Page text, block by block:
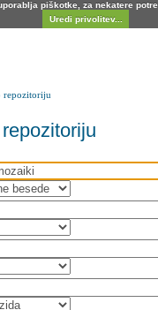
piškotke, za nekatere
Uredi privolitev...
repozitoriju